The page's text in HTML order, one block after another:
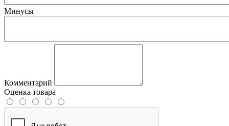
Минусы
Комментарий
Оценка товара